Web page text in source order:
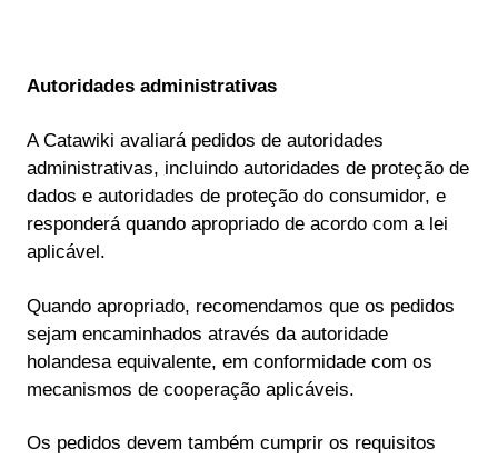
Autoridades administrativas
A Catawiki avaliará pedidos de autoridades
administrativas, incluindo autoridades de proteção de
dados e autoridades de proteção do consumidor, e
responderá quando apropriado de acordo com a lei
aplicável.
Quando apropriado, recomendamos que os pedidos
sejam encaminhados através da autoridade
holandesa equivalente, em conformidade com os
mecanismos de cooperação aplicáveis.
Os pedidos devem também cumprir os requisitos